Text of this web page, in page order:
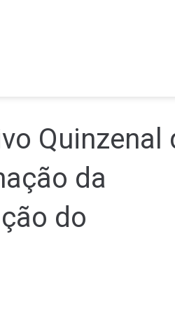
Quinzenal
da
do